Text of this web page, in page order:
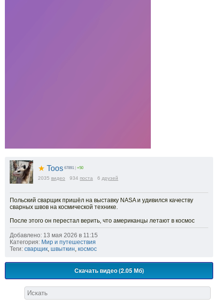
★ Toos 67891 | +50
2035 видео 934 поста 6 друзей
Польский сварщик пришёл на выставку NASA и удивился качеству
сварных швов на космической технике.
После этого он перестал верить, что американцы летают в космос
Добавлено: 13 мая 2026 в 11:15
Категория: Мир и путешествия
Теги: сварщик швыткин космос
Скачать видео (2.05 Мб)